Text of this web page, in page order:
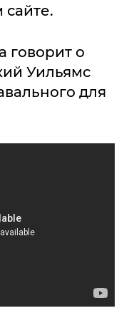
говорит о
Уильямс
для